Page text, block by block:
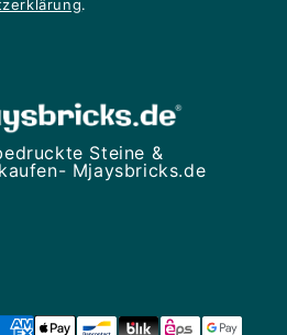
.
Steine &
Mjaysbricks.de